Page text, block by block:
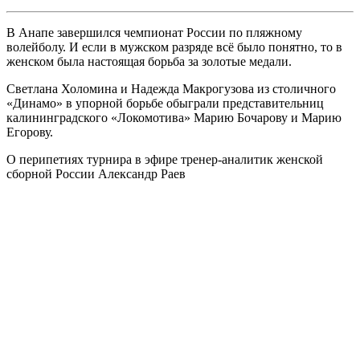
В Анапе завершился чемпионат России по пляжному
волейболу. И если в мужском разряде всё было понятно, то в
женском была настоящая борьба за золотые медали.
Светлана Холомина и Надежда Макрогузова из столичного
«Динамо» в упорной борьбе обыграли представительниц
калининградского «Локомотива» Марию Бочарову и Марию
Егорову.
О перипетиях турнира в эфире тренер-аналитик женской
сборной России Александр Раев